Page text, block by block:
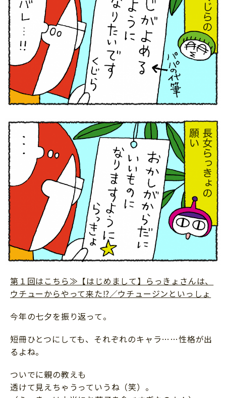
第１回はこちら≫【はじめまして】らっきょさんは、
ウチューからやって来た⁉／ウチュージンといっしょ
今年の七夕を振り返って。
短冊ひとつにしても、それぞれのキャラ……性格が出
るよね。
ついでに親の教えも
透けて見えちゃうっていうね（笑）。